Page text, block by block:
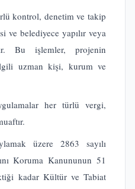
kontrol, denetim ve takip
belediyece yapılır veya
Bu işlemler, projenin
uzman kişi, kurum ve
her türlü vergi,
üzere 2863 sayılı
Koruma Kanununun 51
kadar Kültür ve Tabiat